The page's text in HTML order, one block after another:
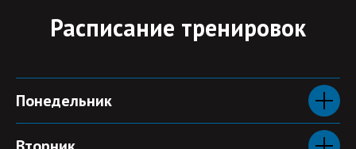
Расписание тренировок
Понедельник